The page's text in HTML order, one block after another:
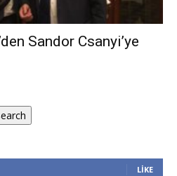
Sandor Csanyi’ye
LIKE